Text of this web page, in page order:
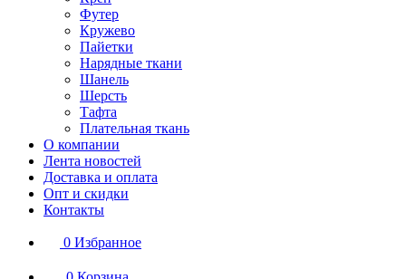
Футер
Кружево
Пайетки
Нарядные ткани
Шанель
Шерсть
Тафта
Плательная ткань
О компании
Лента новостей
Доставка и оплата
Опт и скидки
Контакты
0 Избранное